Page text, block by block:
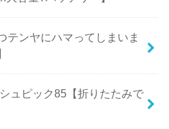
テンヤにハマってしまいま
ュピック85【折りたたみで